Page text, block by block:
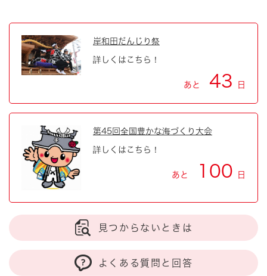
岸和田だんじり祭
詳しくはこちら！
あと 43 日
第45回全国豊かな海づくり大会
詳しくはこちら！
あと 100 日
見つからないときは
よくある質問と回答